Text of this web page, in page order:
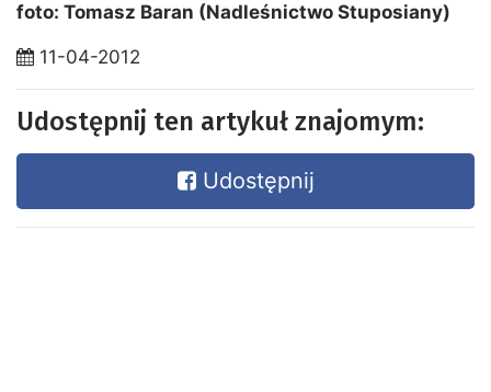
foto: Tomasz Baran (Nadleśnictwo Stuposiany)
11-04-2012
Udostępnij ten artykuł znajomym:
Udostępnij